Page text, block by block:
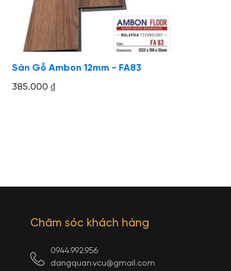
Sàn Gỗ Ambon 12mm - FA83
385.000 ₫
Chăm sóc khách hàng
0944.992.956
dangquan.vcu@gmail.com